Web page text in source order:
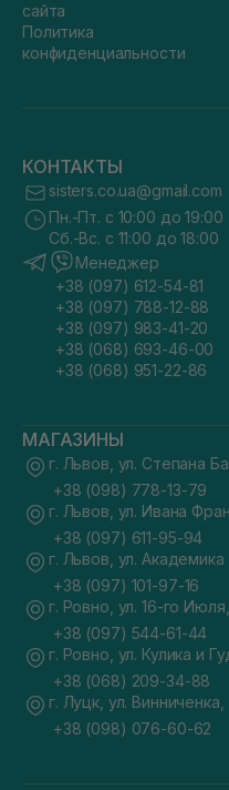
сайта
Политика
конфиденциальности
КОНТАКТЫ
sisters.co.ua@gmail.com
Пн.-Пт. с 10:00 до 19:00
Сб.-Вс. с 11:00 до 18:00
Менеджер
+38 (097) 612-54-81
+38 (097) 788-12-88
+38 (097) 983-41-20
+38 (068) 693-46-00
+38 (068) 951-22-86
МАГАЗИНЫ
г. Львов, ул. Степана
+38 (098) 778-13-79
г. Львов, ул. Ивана
+38 (097) 611-95-94
г. Львов, ул.
+38 (097) 101-97-16
г. Ровно, ул. 16-го Июля,
+38 (097) 544-61-44
г. Ровно, ул. Кулика и
+38 (068) 209-34-88
г. Луцк, ул. Винниченка,
+38 (098) 076-60-62